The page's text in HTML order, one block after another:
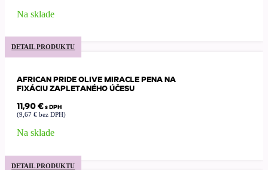
Na sklade
DETAIL PRODUKTU
AFRICAN PRIDE OLIVE MIRACLE PENA NA
FIXÁCIU ZAPLETANÉHO ÚČESU
11,90€s DPH
(9,67 € bez DPH)
Na sklade
DETAIL PRODUKTU